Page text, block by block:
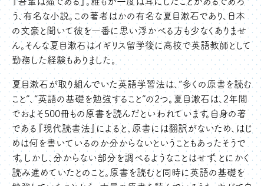
う、有名な小説。この著者はかの有名な夏目漱石であり、日本
の文豪と聞いて彼を一番に思い浮かべる方も少なくありませ
ん。そんな夏目漱石はイギリス留学後に高校で英語教師として
勤務した経験もありました。
夏目漱石が取り組んでいた英語学習法は、“多くの原書を読む
こと”、“英語の基礎を勉強すること”の2つ。夏目漱石は、2年間
でおよそ500冊もの原書を読んだといわれています。自身の著
である『現代読書法』によると、原書には翻訳がないため、はじ
めは何を書いているのか分からないということもあったそうで
す。しかし、分からない部分を調べるようなことはせず、とにかく
読み進めていたとのこと。原書を読むと同時に英語の基礎を